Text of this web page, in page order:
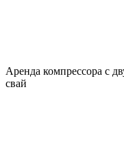
Аренда компрессора с
свай